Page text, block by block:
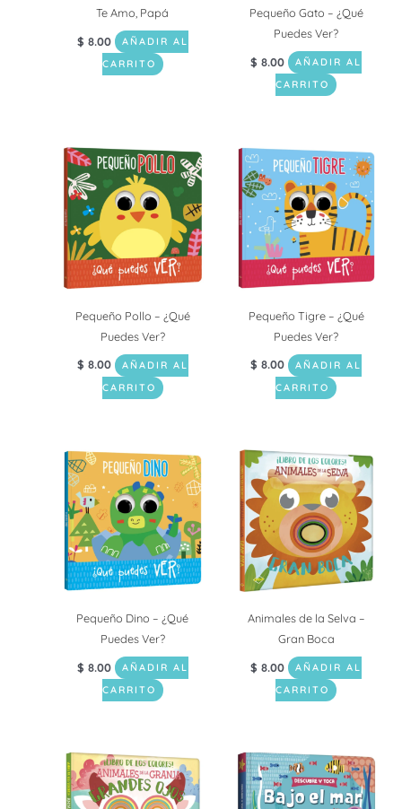
Te Amo, Papá
$ 8.00
AÑADIR AL
CARRITO
Pequeño Gato – ¿Qué
Puedes Ver?
$ 8.00
AÑADIR AL
CARRITO
Pequeño Pollo – ¿Qué
Puedes Ver?
$ 8.00
AÑADIR AL
CARRITO
Pequeño Tigre – ¿Qué
Puedes Ver?
$ 8.00
AÑADIR AL
CARRITO
Pequeño Dino – ¿Qué
Puedes Ver?
$ 8.00
AÑADIR AL
CARRITO
Animales de la Selva –
Gran Boca
$ 8.00
AÑADIR AL
CARRITO